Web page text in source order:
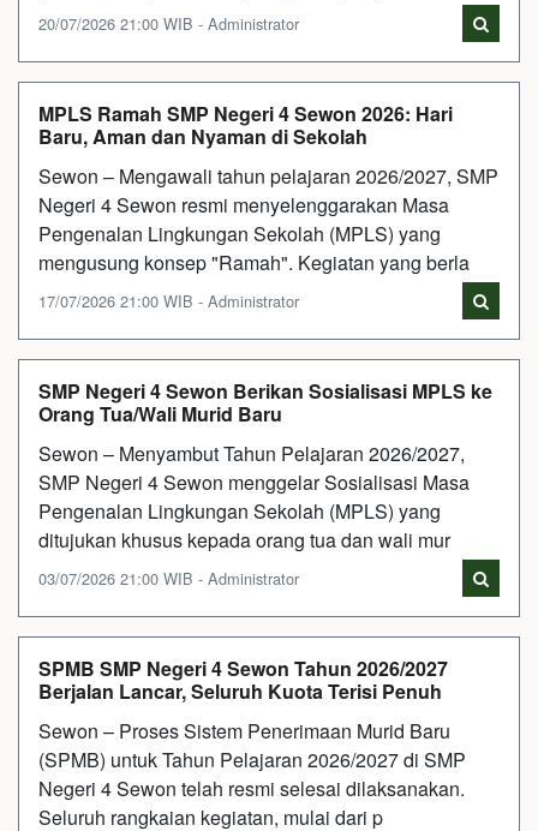
20/07/2026 21:00 WIB - Administrator
MPLS Ramah SMP Negeri 4 Sewon 2026: Hari
Baru, Aman dan Nyaman di Sekolah
Sewon – Mengawali tahun pelajaran 2026/2027, SMP
Negeri 4 Sewon resmi menyelenggarakan Masa
Pengenalan Lingkungan Sekolah (MPLS) yang
mengusung konsep "Ramah". Kegiatan yang berla
17/07/2026 21:00 WIB - Administrator
SMP Negeri 4 Sewon Berikan Sosialisasi MPLS ke
Orang Tua/Wali Murid Baru
Sewon – Menyambut Tahun Pelajaran 2026/2027,
SMP Negeri 4 Sewon menggelar Sosialisasi Masa
Pengenalan Lingkungan Sekolah (MPLS) yang
ditujukan khusus kepada orang tua dan wali mur
03/07/2026 21:00 WIB - Administrator
SPMB SMP Negeri 4 Sewon Tahun 2026/2027
Berjalan Lancar, Seluruh Kuota Terisi Penuh
Sewon – Proses Sistem Penerimaan Murid Baru
(SPMB) untuk Tahun Pelajaran 2026/2027 di SMP
Negeri 4 Sewon telah resmi selesai dilaksanakan.
Seluruh rangkaian kegiatan, mulai dari p